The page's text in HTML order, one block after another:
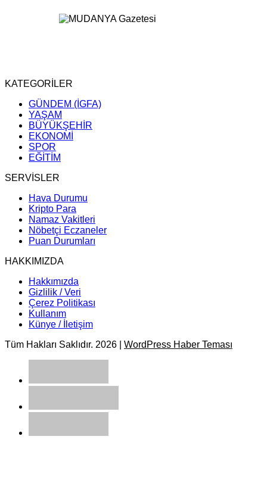
KATEGORİLER
GÜNDEM (İGFA)
YAŞAM
BÜYÜKŞEHİR
EKONOMİ
SPOR
EĞİTİM
SERVİSLER
Hava Durumu
Kripto Para
Namaz Vakitleri
Nöbetçi Eczaneler
Puan Durumları
HAKKIMIZDA
Hakkımızda
Gizlilik / Veri
Çerez Politikası
Kullanım
Künye / İletişim
Tüm Hakları Saklıdır. 2026 | WordPress Haber Teması